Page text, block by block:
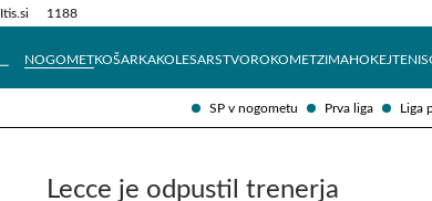
SP v nogometu Prva liga Liga
Itis.si 1188
NOGOMETKOŠARKAKOLESARSTVOROKOMETZIMAHOKEJTENIS
Tehnik
Lecce je odpustil trenerja